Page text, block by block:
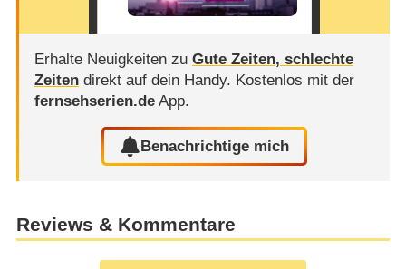
Erhalte Neuigkeiten zu Gute Zeiten, schlechte
Zeitendirekt auf dein Handy. Kostenlos mit der
fernsehserien.deApp.
Benachrichtige mich
Reviews & Kommentare